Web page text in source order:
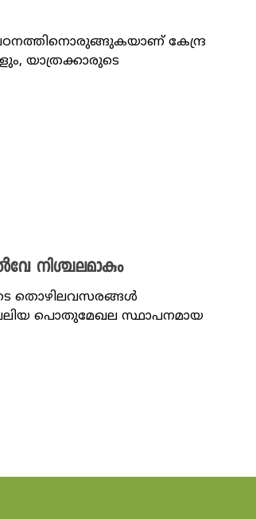
പഠനത്തിനൊരുങ്ങുകയാണ് കേന്ദ്ര
യാത്രക്കാരുടെ
നിശ്ചലമാകും
തൊഴിലവസരങ്ങൾ
പൊതുമേഖല സ്ഥാപനമായ